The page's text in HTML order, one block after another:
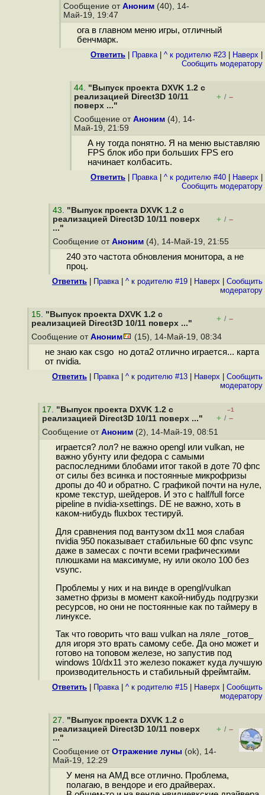
Сообщение от Аноним (40), 14-
Май-19, 19:47
ога в главном меню игры, отличный
бенчмарк.
Ответить Правка| ^ к родителю #23 Наверх
Cообщить модератору
44. "Выпуск проекта DXVK 1.2 с
реализацией Direct3D 10/11
поверх ..."
+ / –
Сообщение от Аноним (4), 14-
Май-19, 21:59
А ну тогда понятно. Я на меню выставляю
FPS блок ибо при больших FPS его
начинает колбасить.
Ответить Правка| ^ к родителю #40 Наверх
Cообщить модератору
43. "Выпуск проекта DXVK 1.2 с
реализацией Direct3D 10/11 поверх
..."
+ / –
Сообщение от Аноним (4), 14-Май-19, 21:55
240 это частота обновления монитора, а не
проц.
Ответить Правка| ^ к родителю #19 Наверх
Cообщить
модератору
15. "Выпуск проекта DXVK 1.2 с
реализацией Direct3D 10/11 поверх ..."
+ / –
Сообщение от Аноним (15), 14-Май-19, 08:34
не знаю как csgo но дота2 отлично играется... карта
от nvidia.
Ответить Правка| ^ к родителю #13 Наверх
Cообщить
модератору
17. "Выпуск проекта DXVK 1.2 с
реализацией Direct3D 10/11 поверх ..."
–1
+ / –
Сообщение от Аноним (2), 14-Май-19, 08:51
играется? лол? не важно opengl или vulkan, не
важно убунту или федора с самыми
распоследними блобами итог такой в доте 70 фпс
от силы без всинка и постоянные микрофризы
дропы до 40 и обратно. С графикой почти на нуле,
кроме текстур, шейдеров. И это с half/full force
pipeline в nvidia-xsettings. DE не важно, хоть в
каком-нибудь fluxbox тестируй.
Для сравнения под вантузом dx11 моя слабая
nvidia 950 показывает стабильные 60 фпс vsync
даже в замесах с почти всеми графическими
плюшками на максимуме, ну или около 100 без
vsync.
Проблемы у них и на винде в opengl/vulkan
заметно фризы в момент какой-нибудь подгрузки
ресурсов, но они не постоянные как по таймеру в
линуксе.
Так что говорить что ваш vulkan на ляле _готов_
для игоря это врать самому себе. Да оно может и
готово на топовом железе, но запустив под
windows 10/dx11 это железо покажет куда лучшую
производительность и стабильный фреймтайм.
Ответить Правка| ^ к родителю #15 Наверх
Cообщить
модератору
27. "Выпуск проекта DXVK 1.2 с
реализацией Direct3D 10/11 поверх
..."
+ / –
Сообщение от Отражение луны (ok), 14-
Май-19, 12:29
У меня на АМД все отлично. Проблема,
полагаю, в вендоре и его драйверах.